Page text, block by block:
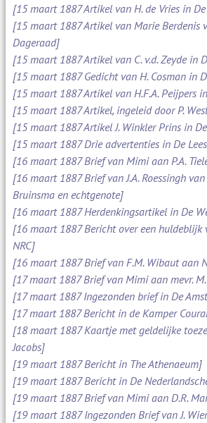
[15 maart 1887 Artikel van H. de Vries in
[15 maart 1887 Artikel van Marie Berdenis
Dageraad]
[15 maart 1887 Artikel van C. v.d. Zeyde in
[15 maart 1887 Gedicht van H. Cosman in
[15 maart 1887 Artikel van H.F.A. Peijpers
[15 maart 1887 Artikel, ingeleid door P.
[15 maart 1887 Artikel J. Winkler Prins in
[15 maart 1887 Drie advertenties in De
[16 maart 1887 Brief van Mimi aan P.A.
[16 maart 1887 Brief van J.A. Roessingh
Bruinsma en echtgenote]
[16 maart 1887 Herdenkingsartikel in De
[16 maart 1887 Bericht over een
NRC]
[16 maart 1887 Brief van F.M. Wibaut aan
[17 maart 1887 Brief van Mimi aan mevr.
[17 maart 1887 Ingezonden brief in De
[17 maart 1887 Bericht in de Kamper
[18 maart 1887 Kaartje met geldelijke
Jacobs]
[19 maart 1887 Bericht in The Athenaeum]
[19 maart 1887 Bericht in De
[19 maart 1887 Brief van Mimi aan D.R.
[19 maart 1887 Ingezonden Brief van J.